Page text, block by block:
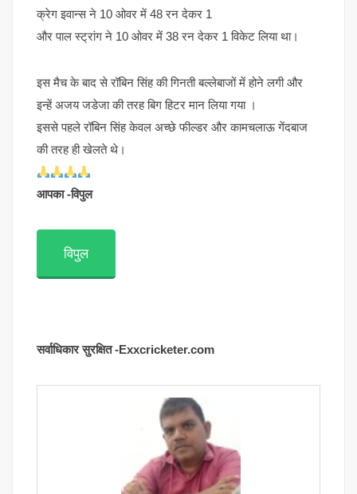
क्रेग इवान्स ने 10 ओवर में 48 रन देकर 1
और पाल स्ट्रांग ने 10 ओवर में 38 रन देकर 1 विकेट लिया था।
इस मैच के बाद से रॉबिन सिंह की गिनती बल्लेबाजों में होने लगी और
इन्हें अजय जडेजा की तरह बिग हिटर मान लिया गया ।
इससे पहले रॉबिन सिंह केवल अच्छे फील्डर और कामचलाऊ गेंदबाज
की तरह ही खेलते थे।
आपका -विपुल
विपुल
सर्वाधिकार सुरक्षित -Exxcricketer.com